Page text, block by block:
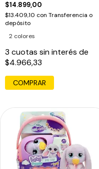
$14.899,00
$13.409,10 con Transferencia o
depósito
2 colores
3 cuotas sin interés de
$4.966,33
COMPRAR